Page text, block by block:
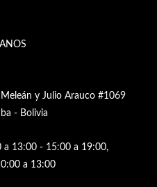
y Julio Arauco #1069
- Bolivia
a 13:00 - 15:00 a 19:00,
a 13:00